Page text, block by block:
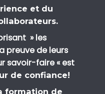
et du
» les
preuve de leurs
savoir-faire « est
de confiance!
formation de